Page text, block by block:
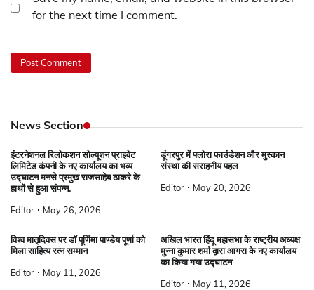
for the next time I comment.
News Section
इंटरनेशनल रिलोकशन सोल्यूशन प्राइवेट
लिमिटेड कंपनी के नए कार्यालय का भव्य
उद्घाटन मनसे प्रमुख राजसाहेब ठाकरे के
हाथों से हुआ संपन्न.
Editor May 26, 2026
डूंगरपुर में फ्लोरा फाउंडेशन और मुस्कान
संस्था की सराहनीय पहल
Editor May 20, 2026
विश्व मातृदिवस पर डॉ पूर्णिमा पाण्डेय पूर्णा को
मिला साहित्य रत्न सम्मान
Editor May 11, 2026
अखिल भारत हिंदू महासभा के राष्ट्रीय अध्यक्ष
मुन्ना कुमार शर्मा द्वारा आगरा के नए कार्यालय
का किया गया उद्घाटन
Editor May 11, 2026